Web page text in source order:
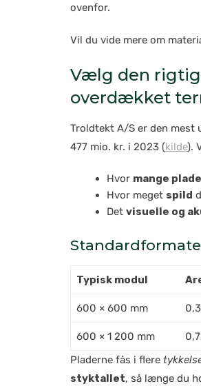
ovenfor.
Vil du vide mere om
Vælg den
overdækket
Troldtekt A/S er den mest
477 mio. kr. i 2023 (kilde).
Hvor mange
Hvor meget spild
Detvisuelle og
Typisk modul
600 × 600 mm
600 × 1 200 mm
Pladerne fås i flere
styktallet, så længe du